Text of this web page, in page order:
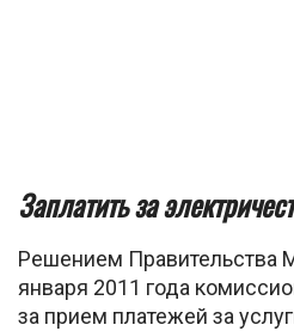
Заплатить за
Решением
января 2011 года
за прием платежей за